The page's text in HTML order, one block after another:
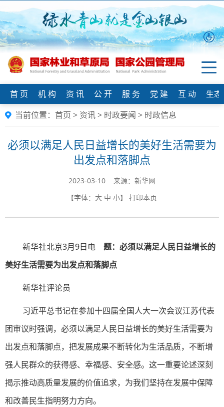
首 页 机 构 资 讯 公 开 服 务 党 建 互 动
生
当前位置： 首页 > 资讯> 时政要闻 > 时政信息
必须以满足人民日益增长的美好生活需要为
出发点和落脚点
2023-03-10 来源：新华网
【字体： 大 中 小】 打印本页
新华社北京3月9日电 题：必须以满足人民日益增长的
美好生活需要为出发点和落脚点
新华社评论员
习近平总书记在参加十四届全国人大一次会议江苏代表
团审议时强调，必须以满足人民日益增长的美好生活需要为
出发点和落脚点，把发展成果不断转化为生活品质，不断增
强人民群众的获得感、幸福感、安全感。这一重要论述深刻
揭示推动高质量发展的价值追求，为我们坚持在发展中保障
和改善民生指明努力方向。